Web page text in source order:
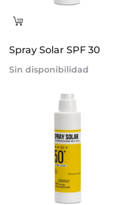
Leer
Spray Solar SPF 30
Sin disponibilidad